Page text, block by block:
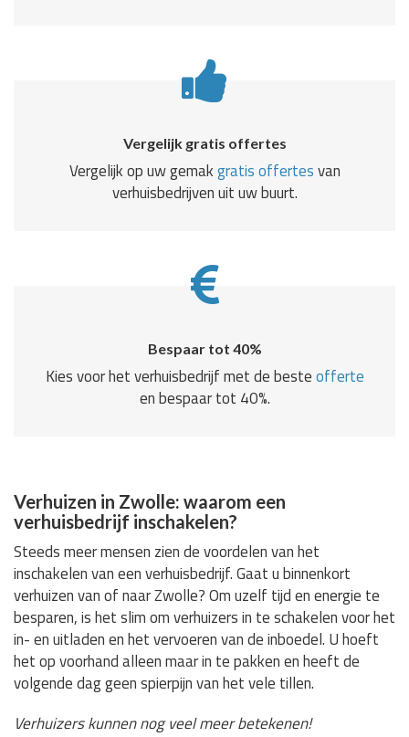
Vergelijk gratis offertes
Vergelijk op uw gemakgratis offertesvan
verhuisbedrijven uit uw buurt.
Bespaar tot 40%
Kies voor het verhuisbedrijf met de besteofferte
en bespaar tot 40%.
Verhuizen in Zwolle: waarom een
verhuisbedrijf inschakelen?
Steeds meer mensen zien de voordelen van het
inschakelen van een verhuisbedrijf. Gaat u binnenkort
verhuizen van of naar Zwolle? Om uzelf tijd en energie te
besparen, is het slim om verhuizers in te schakelen voor het
in- en uitladen en het vervoeren van de inboedel. U hoeft
het op voorhand alleen maar in te pakken en heeft de
volgende dag geen spierpijn van het vele tillen.
Verhuizers kunnen nog veel meer betekenen!